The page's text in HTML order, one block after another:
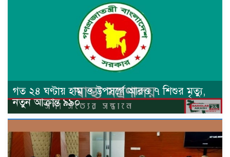
গত ২৪ ঘণ্টায় হাম ও উপসর্গে আরও ৭ শিশুর মৃত্যু,
নতুন আক্রান্ত ৯৯০